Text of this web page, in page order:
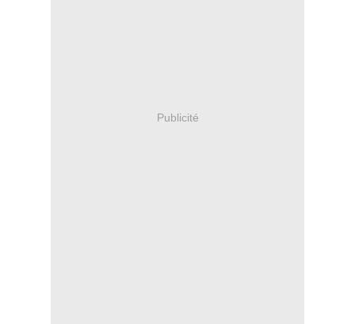
Publicité